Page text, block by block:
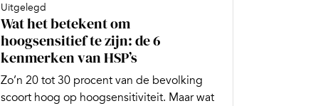
Uitgelegd
Wat het betekent om
hoogsensitief te zijn: de 6
kenmerken van HSP’s
Zo’n 20 tot 30 procent van de bevolking
scoort hoog op hoogsensitiviteit. Maar wat